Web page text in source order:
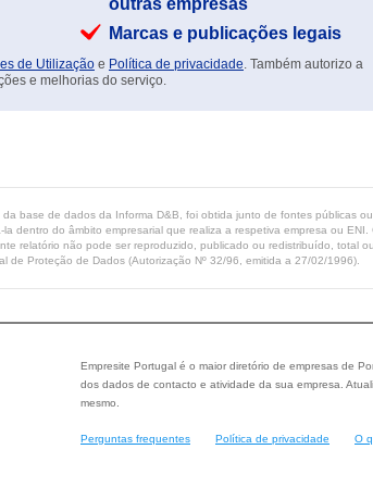
outras empresas
Marcas e publicações legais
de Utilização e Política de privacidade. Também autorizo a
e melhorias do serviço.
base de dados da Informa D&B, foi obtida junto de fontes públicas
dentro do âmbito empresarial que realiza a respetiva empresa ou
relatório não pode ser reproduzido, publicado ou redistribuído, total
de Proteção de Dados (Autorização Nº 32/96, emitida a 27/02/1996).
Empresite Portugal é o maior diretório de empresas de
dos dados de contacto e atividade da sua empresa.
mesmo.
Perguntas frequentes Política de privacidade O